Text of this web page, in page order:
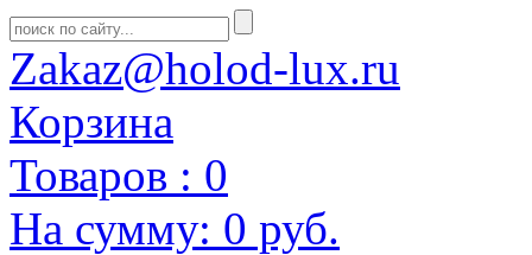
Zakaz@holod-lux.ru
Корзина
Товаров : 0
На сумму: 0 руб.